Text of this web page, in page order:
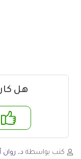
هل
كتب بواسطة د. روان